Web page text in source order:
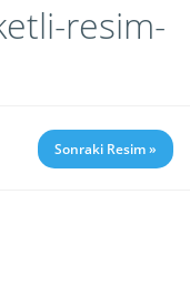
resim-
Sonraki Resim »